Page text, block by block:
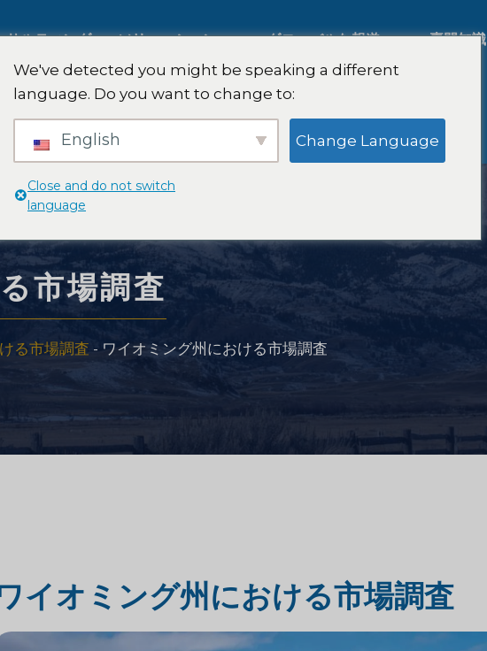
サルティング ソリューション
戦略
国際市場調査
質的および量的研究
味覚テスト
市場評価調査
グローバルな報道 専門知識
市場調査
る市場調査 - ワイオミング州における市場調査
イオミング州における市場調査
We've detected you might be speaking a different
language. Do you want to change to:
English Change Language
Close and do not switch
language